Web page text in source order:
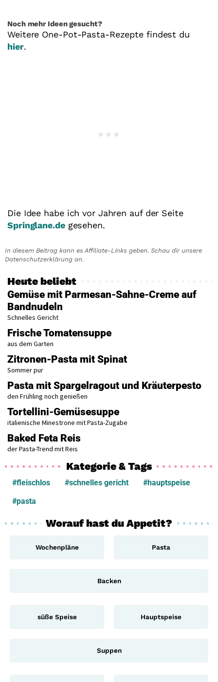
Noch mehr Ideen gesucht?
Weitere One-Pot-Pasta-Rezepte findest du
hier.
Die Idee habe ich vor Jahren auf der Seite
Springlane.degesehen.
In diesem Beitrag kann es Affiliate-Links geben. Schau dir unsere
Datenschutzerklärung an.
Heute beliebt
Gemüse mit Parmesan-Sahne-Creme auf
Bandnudeln
Schnelles Gericht
Frische Tomatensuppe
aus dem Garten
Zitronen-Pasta mit Spinat
Sommer pur
Pasta mit Spargelragout und Kräuterpesto
den Frühling noch genießen
Tortellini-Gemüsesuppe
italienische Minestrone mit Pasta-Zugabe
Baked Feta Reis
der Pasta-Trend mit Reis
Kategorie & Tags
#fleischlos #schnelles gericht
#hauptspeise
#pasta
Worauf hast du Appetit?
Wochenpläne Pasta
Backen
süße Speise Hauptspeise
Suppen